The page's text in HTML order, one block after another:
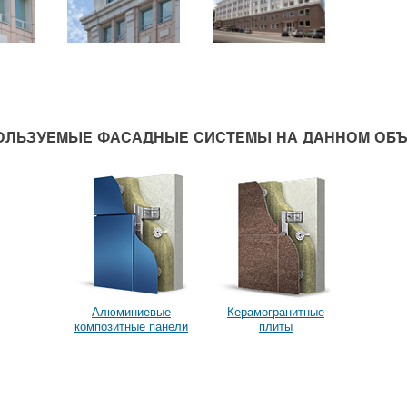
ФАСАДНЫЕ СИСТЕМЫ НА ДАННОМ
Алюминиевые
композитные панели
Керамогранитные
плиты